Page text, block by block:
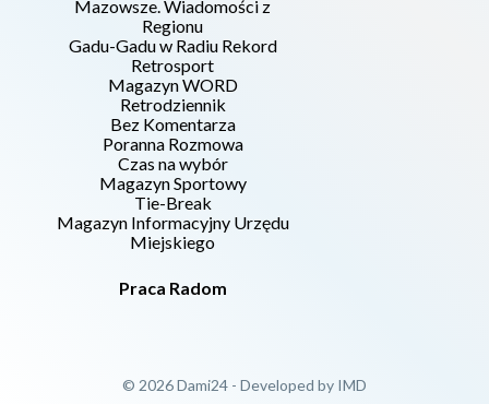
Mazowsze. Wiadomości z
Regionu
Gadu-Gadu w Radiu Rekord
Retrosport
Magazyn WORD
Retrodziennik
Bez Komentarza
Poranna Rozmowa
Czas na wybór
Magazyn Sportowy
Tie-Break
Magazyn Informacyjny Urzędu
Miejskiego
Praca Radom
© 2026 Dami24 - Developed by IMD